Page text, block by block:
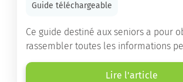
Guide téléchargeable
Ce guide destiné aux seniors a pour
rassembler toutes les informations
choisir la résidence services seniors
Lire l'article